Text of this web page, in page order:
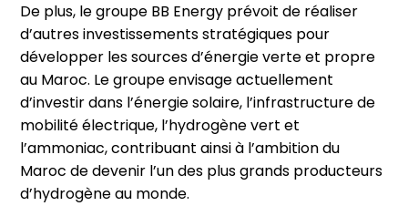
De plus, le groupe BB Energy prévoit de réaliser
d’autres investissements stratégiques pour
développer les sources d’énergie verte et propre
au Maroc. Le groupe envisage actuellement
d’investir dans l’énergie solaire, l’infrastructure de
mobilité électrique, l’hydrogène vert et
l’ammoniac, contribuant ainsi à l’ambition du
Maroc de devenir l’un des plus grands producteurs
d’hydrogène au monde.